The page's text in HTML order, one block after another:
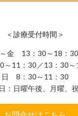
＜診療受付時間＞
金 13：30 ～18：30
11：30／13：30～
日 8：30～11：30
： 日曜午後、月曜、
お問合せはこちら